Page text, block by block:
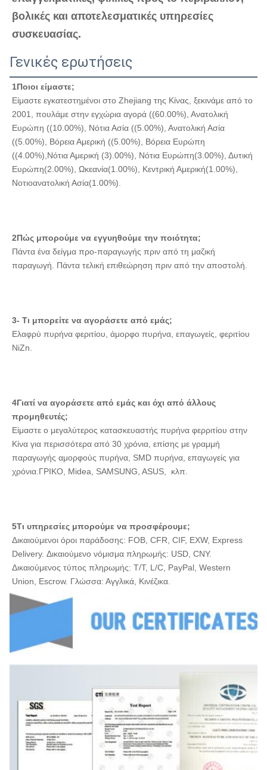
βολικές και αποτελεσματικές υπηρεσίες
συσκευασίας.
Γενικές ερωτήσεις
1Ποιοι είμαστε;
Είμαστε εγκατεστημένοι στο Zhejiang της Κίνας, ξεκινάμε από το
2001, πουλάμε στην εγχώρια αγορά ((60.00%), Ανατολική
Ευρώπη ((10.00%), Νότια Ασία ((5.00%), Ανατολική Ασία
((5.00%), Βόρεια Αμερική ((5.00%), Βόρεια Ευρώπη
((4.00%),Νότια Αμερική (3).00%), Νότια Ευρώπη(3.00%), Δυτική
Ευρώπη(2.00%), Ωκεανία(1.00%), Κεντρική Αμερική(1.00%),
Νοτιοανατολική Ασία(1.00%).
2Πώς μπορούμε να εγγυηθούμε την ποιότητα;
Πάντα ένα δείγμα προ-παραγωγής πριν από τη μαζική
παραγωγή. Πάντα τελική επιθεώρηση πριν από την αποστολή.
3- Τι μπορείτε να αγοράσετε από εμάς;
Ελαφρύ πυρήνα φεριτίου, άμορφο πυρήνα, επαγωγείς, φεριτίου
NiZn.
4Γιατί να αγοράσετε από εμάς και όχι από άλλους
προμηθευτές;
Είμαστε ο μεγαλύτερος κατασκευαστής πυρήνα φερριτίου στην
Κίνα για περισσότερα από 30 χρόνια, επίσης με γραμμή
παραγωγής αμορφούς πυρήνα, SMD πυρήνα, επαγωγείς για
χρόνια.ΓΡΙΚΟ, Midea, SAMSUNG, ASUS,  κλπ.
5Τι υπηρεσίες μπορούμε να προσφέρουμε;
Δικαιούμενοι όροι παράδοσης: FOB, CFR, CIF, EXW, Express
Delivery. Δικαιούμενο νόμισμα πληρωμής: USD, CNY.
Δικαιούμενος τύπος πληρωμής: T/T, L/C, PayPal, Western
Union, Escrow. Γλώσσα: Αγγλικά, Κινέζικα.